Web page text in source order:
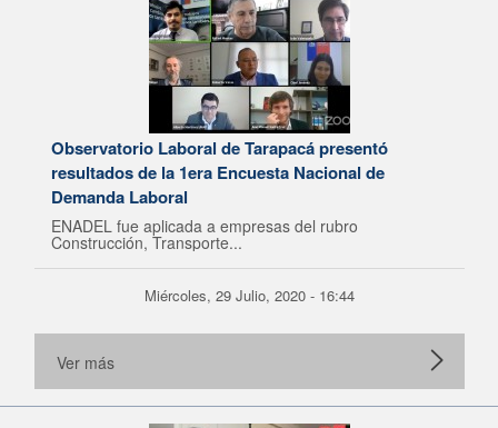
Observatorio Laboral de Tarapacá presentó
resultados de la 1era Encuesta Nacional de
Demanda Laboral
ENADEL fue aplicada a empresas del rubro
Construcción, Transporte...
Miércoles, 29 Julio, 2020 - 16:44
Ver más